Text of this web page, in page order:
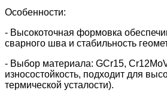
Особенности:
- Высокоточная формовка
сварного шва и стабильность
- Выбор материала: GCr15,
износостойкость, подходит для
термической усталости).